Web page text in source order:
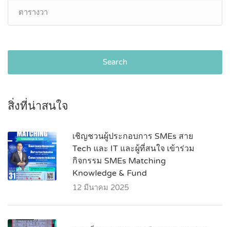
Search
สิ่งที่น่าสนใจ
เชิญชวนผู้ประกอบการ SMEs สาย
Tech และ IT และผู้ที่สนใจ เข้าร่วม
กิจกรรม SMEs Matching
Knowledge & Fund
12 มีนาคม 2025